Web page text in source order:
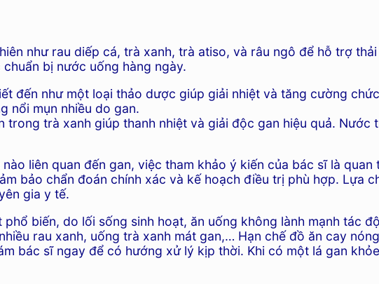
như rau diếp cá, trà xanh, trà atiso, và râu ngô để hỗ trợ
bị nước uống hàng ngày.
đến như một loại thảo dược giúp giải nhiệt và tăng cường
nổi mụn nhiều do gan.
trong trà xanh giúp thanh nhiệt và giải độc gan hiệu quả.
liên quan đến gan, việc tham khảo ý kiến của bác sĩ là
bảo chẩn đoán chính xác và kế hoạch điều trị phù hợp. Lựa
gia y tế.
biến, do lối sống sinh hoạt, ăn uống không lành mạnh tác
rau xanh, uống trà xanh mát gan,… Hạn chế đồ ăn cay
bác sĩ ngay để có hướng xử lý kịp thời. Khi có một lá gan